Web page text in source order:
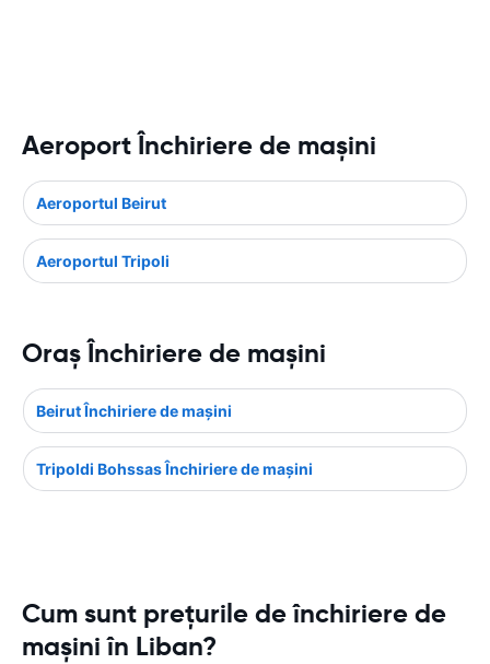
Aeroport Închiriere de maşini
Aeroportul Beirut
Aeroportul Tripoli
Oraş Închiriere de maşini
Beirut Închiriere de maşini
Tripoldi Bohssas Închiriere de maşini
Cum sunt prețurile de închiriere de
mașini în Liban?